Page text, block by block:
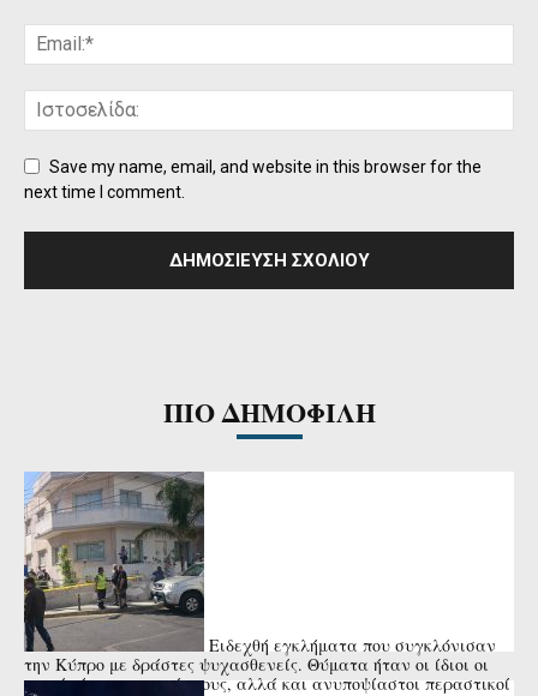
Save my name, email, and website in this browser for the
next time I comment.
ΠΙΟ ΔΗΜΟΦΙΛΗ
Ειδεχθή εγκλήματα που συγκλόνισαν
την Κύπρο με δράστες ψυχασθενείς. Θύματα ήταν οι ίδιοι οι
γονείς ή οι συγγενείς τους, αλλά και ανυποψίαστοι περαστικοί